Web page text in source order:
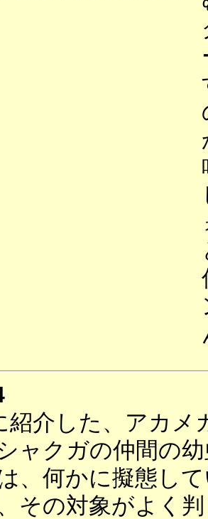
紹介した、アカメ
ャクガの仲間の
、何かに擬態し
その対象がよく